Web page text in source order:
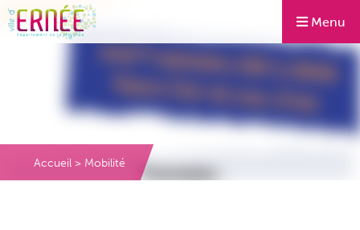
Menu
Accueil > Mobilité